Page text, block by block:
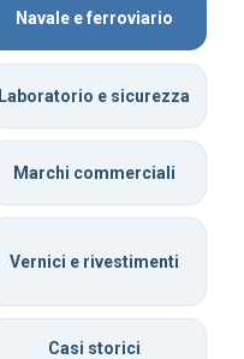
Navale e ferroviario
Laboratorio e sicurezza
Marchi commerciali
Vernici e rivestimenti
Casi storici